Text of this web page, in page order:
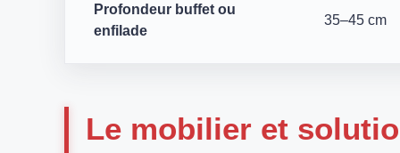
Profondeur buffet ou
enfilade
35–45 cm
Le mobilier et